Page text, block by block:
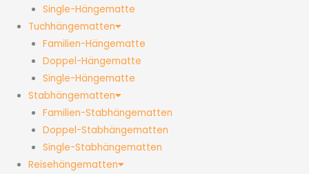
Single-Hängematte
Tuchhängematten
Familien-Hängematte
Doppel-Hängematte
Single-Hängematte
Stabhängematten
Familien-Stabhängematten
Doppel-Stabhängematten
Single-Stabhängematten
Reisehängematten